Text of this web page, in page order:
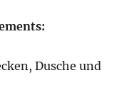
Dusche und